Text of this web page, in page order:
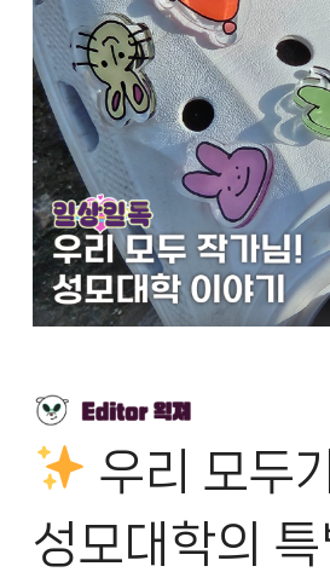
우리 모두
성모대학의